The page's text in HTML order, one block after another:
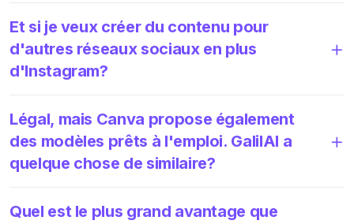
Et si je veux créer du contenu pour
d'autres réseaux sociaux en plus
d'Instagram?
Légal, mais Canva propose également
des modèles prêts à l'emploi. GalilAI a
quelque chose de similaire?
Quel est le plus grand avantage que